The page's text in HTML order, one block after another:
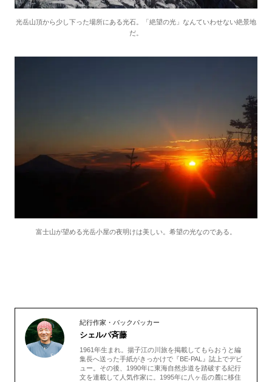
光岳山頂から少し下った場所にある光石。「絶望の光」なんていわせない絶景地
だ。
富士山が望める光岳小屋の夜明けは美しい。希望の光なのである。
紀行作家・バックパッカー
シェルパ斉藤
1961年生まれ。揚子江の川旅を掲載してもらおうと編
集長へ送った手紙がきっかけで『BE-PAL』誌上でデビ
ュー。その後、1990年に東海自然歩道を踏破する紀行
文を連載して人気作家に。1995年に八ヶ岳の麓に移住